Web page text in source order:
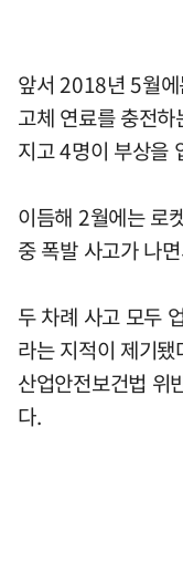
앞서 2018년 5월
고체 연료를 충전
지고 4명이 부상을
이듬해 2월에는 로
중 폭발 사고가 나
두 차례 사고 모두
라는 지적이 제기
산업안전보건법 위
다.